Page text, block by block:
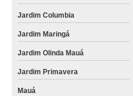
Jardim Columbia
Jardim Maringá
Jardim Olinda Mauá
Jardim Primavera
Mauá